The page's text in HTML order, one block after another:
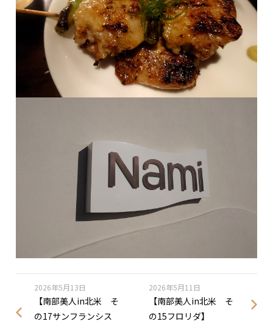
2026年5月13日
【南部美人in北米 そ
の17サンフランシス
2026年5月11日
【南部美人in北米 そ
の15フロリダ】